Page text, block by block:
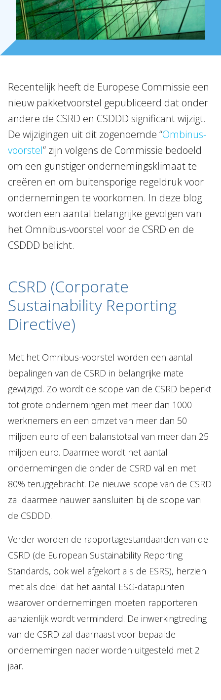
Expertises
Topics
NL EN DE FR
Recentelijk heeft de Europese Commissie een
nieuw pakketvoorstel gepubliceerd dat onder
andere de CSRD en CSDDD significant wijzigt.
De wijzigingen uit dit zogenoemde “Ombinus-
voorstel” zijn volgens de Commissie bedoeld
om een gunstiger ondernemingsklimaat te
creëren en om buitensporige regeldruk voor
ondernemingen te voorkomen. In deze blog
worden een aantal belangrijke gevolgen van
het Omnibus-voorstel voor de CSRD en de
CSDDD belicht.
CSRD (Corporate
Sustainability Reporting
Directive)
Met het Omnibus-voorstel worden een aantal
bepalingen van de CSRD in belangrijke mate
gewijzigd. Zo wordt de scope van de CSRD beperkt
tot grote ondernemingen met meer dan 1000
werknemers en een omzet van meer dan 50
miljoen euro of een balanstotaal van meer dan 25
miljoen euro. Daarmee wordt het aantal
ondernemingen die onder de CSRD vallen met
80% teruggebracht. De nieuwe scope van de CSRD
zal daarmee nauwer aansluiten bij de scope van
de CSDDD.
Verder worden de rapportagestandaarden van de
CSRD (de European Sustainability Reporting
Standards, ook wel afgekort als de ESRS), herzien
met als doel dat het aantal ESG-datapunten
waarover ondernemingen moeten rapporteren
aanzienlijk wordt verminderd. De inwerkingtreding
van de CSRD zal daarnaast voor bepaalde
ondernemingen nader worden uitgesteld met 2
jaar.